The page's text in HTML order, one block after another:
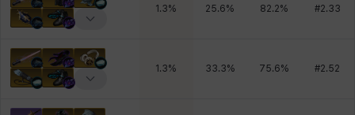
1.3% 25.6% 82.2% #2.33
1.3% 33.3% 75.6% #2.52